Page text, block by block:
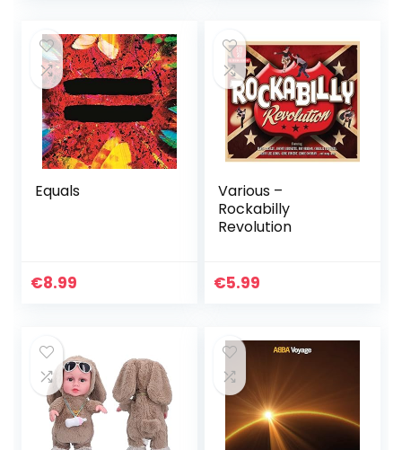
Equals
€8.99
Various –
Rockabilly
Revolution
€5.99